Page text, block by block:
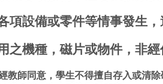
項設備或零件等情事發生，
之機種，磁片或物件，非經
教師同意，學生不得擅自存入或清